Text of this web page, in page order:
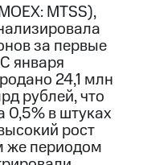
MTSS),
за первые
января
24,1 млн
рублей, что
0,5% в штуках
рост
же периодом